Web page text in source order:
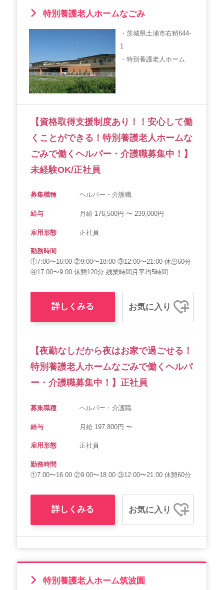
特別養護老人ホームなごみ
・茨城県土浦市右籾644-
1
・特別養護老人ホーム
【資格取得支援制度あり！！安心して働
くことができる！特別養護老人ホームな
ごみで働くヘルパー・介護職募集中！】
未経験OK/正社員
募集職種 ヘルパー・介護職
給与 月給 176,500円 〜 239,000円
雇用形態 正社員
勤務時間
①7:00〜16:00 ②9:00〜18:00 ③12:00〜21:00 休憩60分
④17:00〜9:00 休憩120分 残業時間月平均5時間
詳しくみる お気に入り
【夜勤なしだから夜はお家で過ごせる！
特別養護老人ホームなごみで働くヘルパ
ー・介護職募集中！】正社員
募集職種 ヘルパー・介護職
給与 月給 197,800円 〜
雇用形態 正社員
勤務時間
①7:00〜16:00 ②9:00〜18:00 ③12:00〜21:00 休憩60分
詳しくみる お気に入り
特別養護老人ホーム筑波園